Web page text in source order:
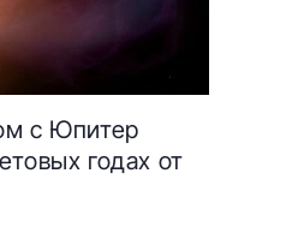
с Юпитер
годах от